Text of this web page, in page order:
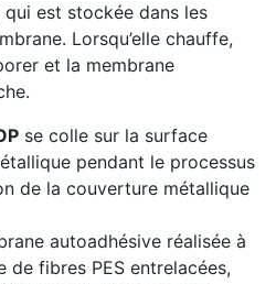
qui est stockée dans les
Lorsqu’elle chauffe,
et la membrane
se colle sur la surface
pendant le processus
de la couverture métallique
autoadhésive réalisée à
de fibres PES entrelacées,